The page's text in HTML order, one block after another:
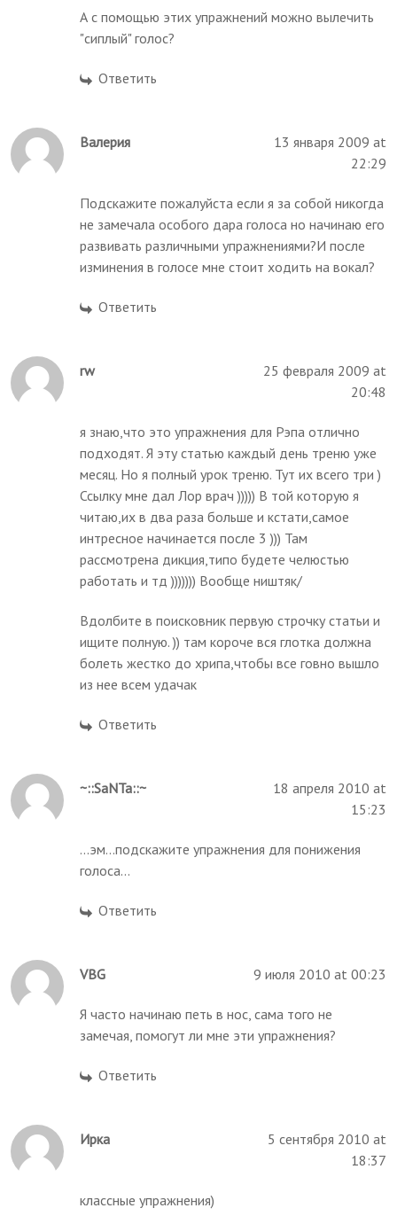
А с помощью этих упражнений можно вылечить
"сиплый" голос?
Ответить
Валерия
13 января 2009 at
22:29
Подскажите пожалуйста если я за собой никогда
не замечала особого дара голоса но начинаю его
развивать различными упражнениями?И после
изминения в голосе мне стоит ходить на вокал?
Ответить
rw
25 февраля 2009 at
20:48
я знаю,что это упражнения для Рэпа отлично
подходят. Я эту статью каждый день треню уже
месяц. Но я полный урок треню. Тут их всего три )
Ссылку мне дал Лор врач ))))) В той которую я
читаю,их в два раза больше и кстати,самое
интресное начинается после 3 ))) Там
рассмотрена дикция,типо будете челюстью
работать и тд ))))))) Вообще ништяк/
Вдолбите в поисковник первую строчку статьи и
ищите полную. )) там короче вся глотка должна
болеть жестко до хрипа,чтобы все говно вышло
из нее всем удачак
Ответить
~::SaNTa::~
18 апреля 2010 at
15:23
...эм...подскажите упражнения для понижения
голоса...
Ответить
VBG 9 июля 2010 at 00:23
Я часто начинаю петь в нос, сама того не
замечая, помогут ли мне эти упражнения?
Ответить
Ирка
5 сентября 2010 at
18:37
классные упражнения)